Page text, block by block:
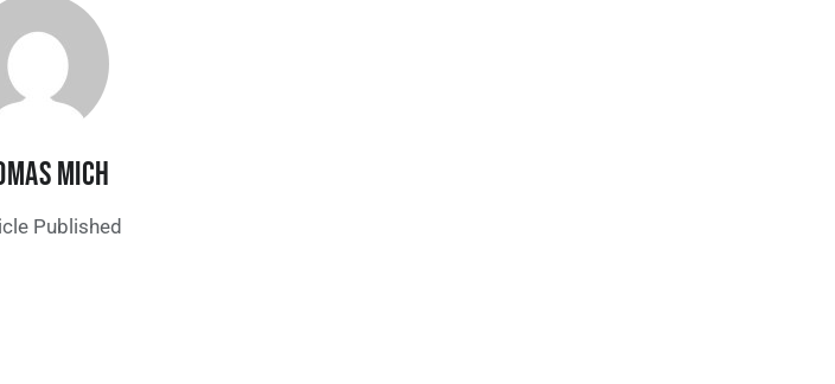
MICH
Published